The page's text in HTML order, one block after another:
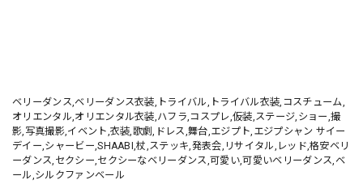
ベリーダンス,ベリーダンス衣装,トライバル,トライバル衣装,コスチューム,
オリエンタル,オリエンタル衣装,ハフラ,コスプレ,仮装,ステージ,ショー,撮
影,写真撮影,イベント,衣装,歌劇,ドレス,舞台,エジプト,エジプシャン サイー
デイー,シャービー,SHAABI,杖,ステッキ,発表会,リサイタル,レッド,格安ベリ
ーダンス,セクシー,セクシーなベリーダンス,可愛い,可愛いベリーダンス,ベ
ール,シルクファンベール